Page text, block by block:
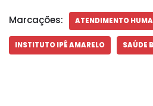
Marcações: ATENDIMENTO
INSTITUTO IPÊ AMARELO SAÚDE